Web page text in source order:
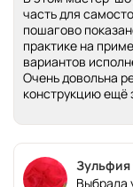
часть для
пошагово
практике на
вариантов
Очень довольна
конструкцию ещё
Зульфия
Выбрала